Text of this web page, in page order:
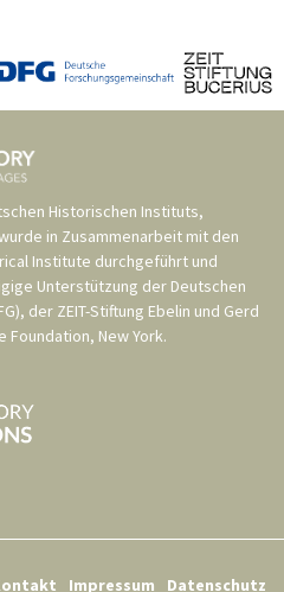
Historischen Instituts,
in Zusammenarbeit mit den
Institute durchgeführt und
Unterstützung der Deutschen
, der ZEIT-Stiftung Ebelin und Gerd
Foundation, New York.
Impressum Datenschutz